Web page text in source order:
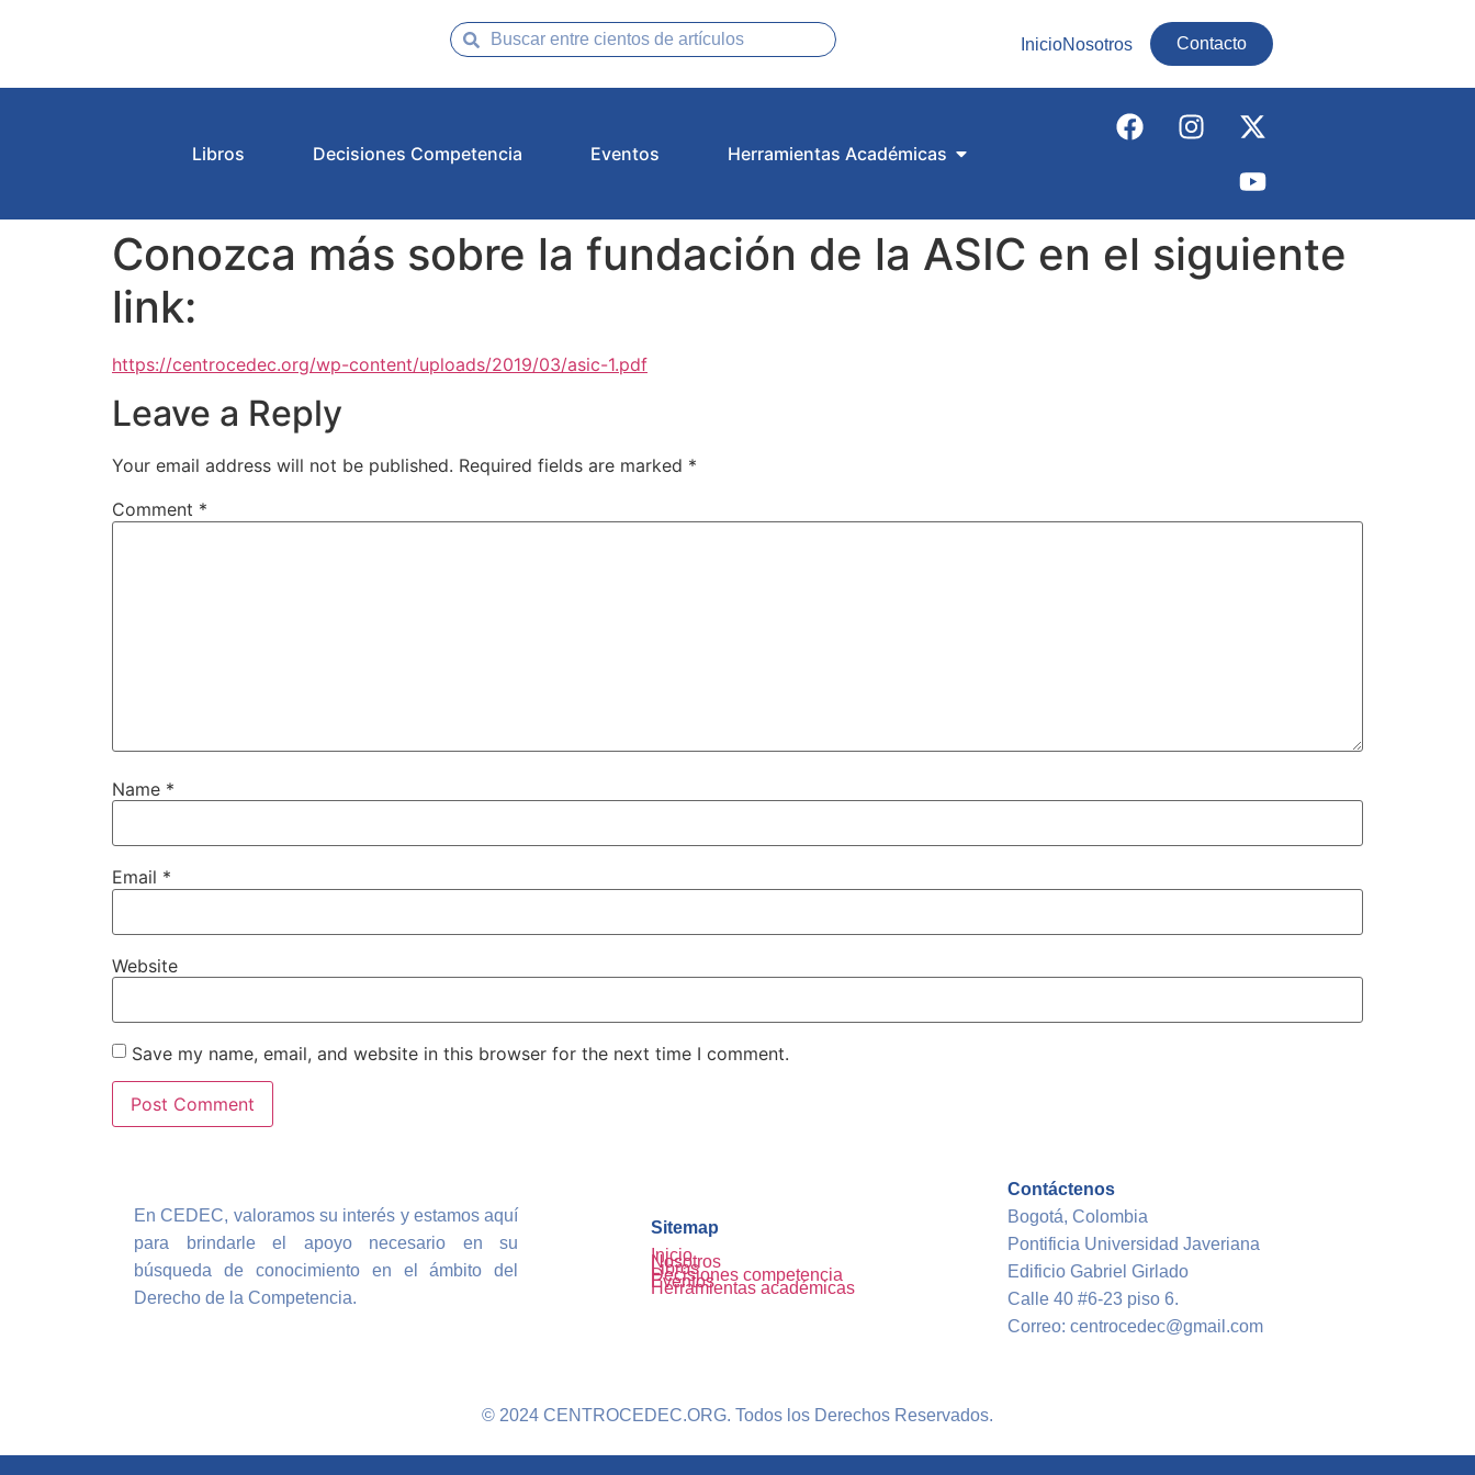
InicioNosotros Contacto
Libros Decisiones Competencia Eventos Herramientas Académicas
Conozca más sobre la fundación de la ASIC en el siguiente
link:
https://centrocedec.org/wp-content/uploads/2019/03/asic-1.pdf
Leave a Reply
Your email address will not be published. Required fields are marked *
Comment *
Name *
Email *
Website
Save my name, email, and website in this browser for the next time I comment.
En CEDEC, valoramos su interés y estamos aquí
para brindarle el apoyo necesario en su
búsqueda de conocimiento en el ámbito del
Derecho de la Competencia.
Sitemap
Inicio
Nosotros
Libros
Decisiones competencia
Eventos
Herramientas académicas
Contáctenos
Bogotá, Colombia
Pontificia Universidad Javeriana
Edificio Gabriel Girlado
Calle 40 #6-23 piso 6.
Correo: centrocedec@gmail.com
© 2024 CENTROCEDEC.ORG. Todos los Derechos Reservados.